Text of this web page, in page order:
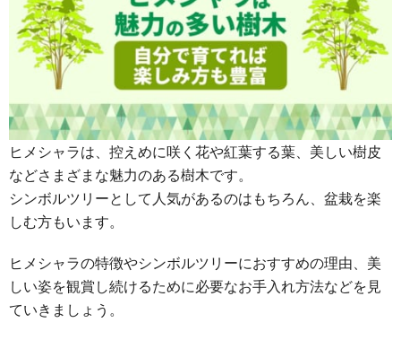
ヒメシャラは、控えめに咲く花や紅葉する葉、美しい樹皮
などさまざまな魅力のある樹木です。
シンボルツリーとして人気があるのはもちろん、盆栽を楽
しむ方もいます。
ヒメシャラの特徴やシンボルツリーにおすすめの理由、美
しい姿を観賞し続けるために必要なお手入れ方法などを見
ていきましょう。